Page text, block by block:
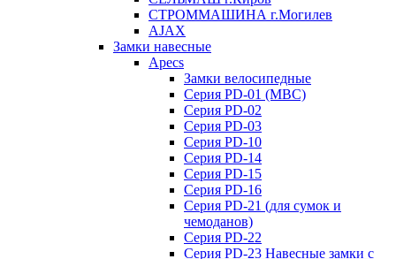
СТРОММАШИНА г.Могилев
AJAX
Замки навесные
Apecs
Замки велосипедные
Серия PD-01 (МВС)
Серия PD-02
Серия PD-03
Серия PD-10
Серия PD-14
Серия PD-15
Серия PD-16
Серия PD-21 (для сумок и
чемоданов)
Серия PD-22
Серия PD-23 Навесные замки с